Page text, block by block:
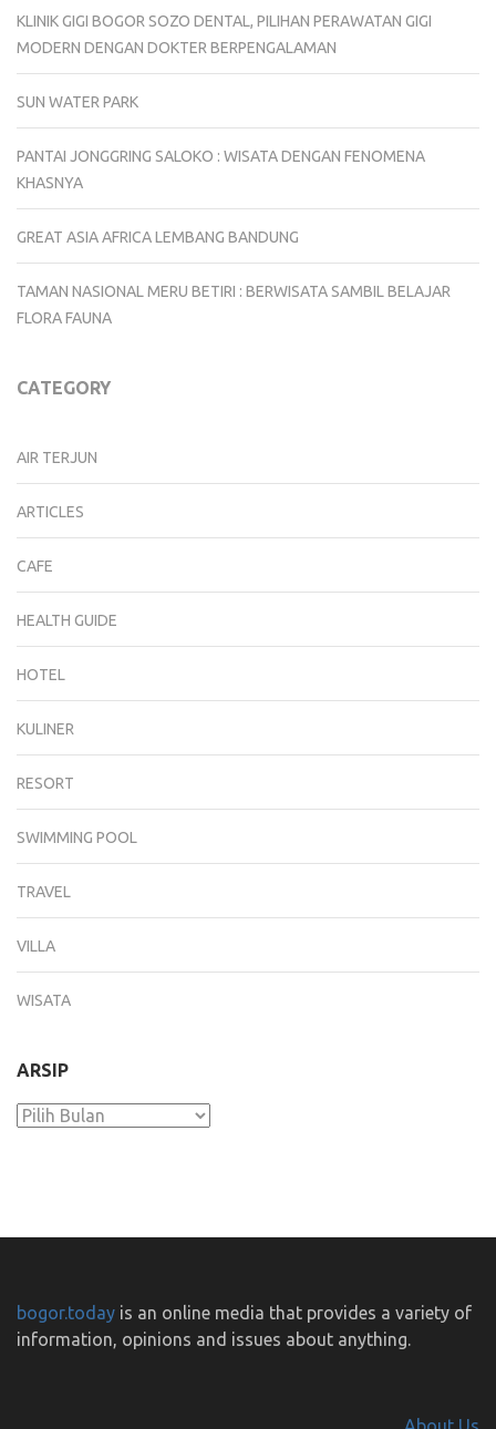
KLINIK GIGI BOGOR SOZO DENTAL, PILIHAN PERAWATAN GIGI
MODERN DENGAN DOKTER BERPENGALAMAN
SUN WATER PARK
PANTAI JONGGRING SALOKO : WISATA DENGAN FENOMENA
KHASNYA
GREAT ASIA AFRICA LEMBANG BANDUNG
TAMAN NASIONAL MERU BETIRI : BERWISATA SAMBIL BELAJAR
FLORA FAUNA
CATEGORY
AIR TERJUN
ARTICLES
CAFE
HEALTH GUIDE
HOTEL
KULINER
RESORT
SWIMMING POOL
TRAVEL
VILLA
WISATA
ARSIP
Arsip
bogor.today is an online media that provides a variety of
information, opinions and issues about anything.